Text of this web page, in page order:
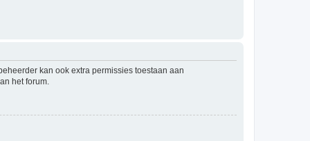
kan ook extra permissies toestaan aan
het forum.